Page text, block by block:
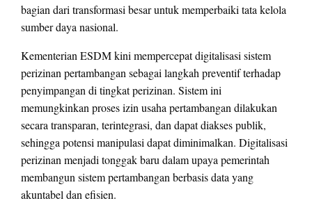
bagian dari transformasi besar untuk memperbaiki tata kelola
sumber daya nasional.
Kementerian ESDM kini mempercepat digitalisasi sistem
perizinan pertambangan sebagai langkah preventif terhadap
penyimpangan di tingkat perizinan. Sistem ini
memungkinkan proses izin usaha pertambangan dilakukan
secara transparan, terintegrasi, dan dapat diakses publik,
sehingga potensi manipulasi dapat diminimalkan. Digitalisasi
perizinan menjadi tonggak baru dalam upaya pemerintah
membangun sistem pertambangan berbasis data yang
akuntabel dan efisien.